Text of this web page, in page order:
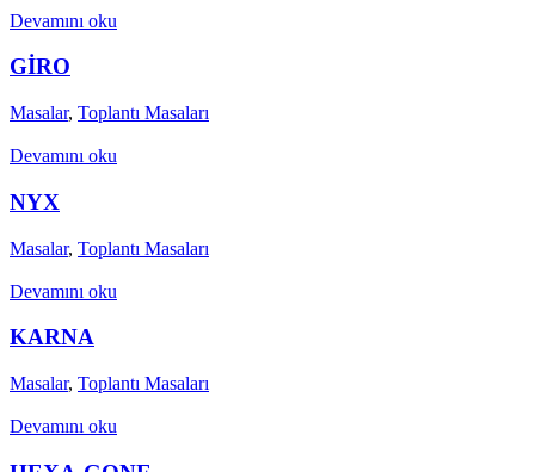
Devamını oku
GİRO
Masalar, Toplantı Masaları
Devamını oku
NYX
Masalar, Toplantı Masaları
Devamını oku
KARNA
Masalar, Toplantı Masaları
Devamını oku